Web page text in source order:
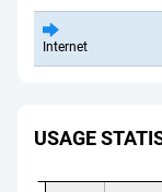
Internet
USAGE